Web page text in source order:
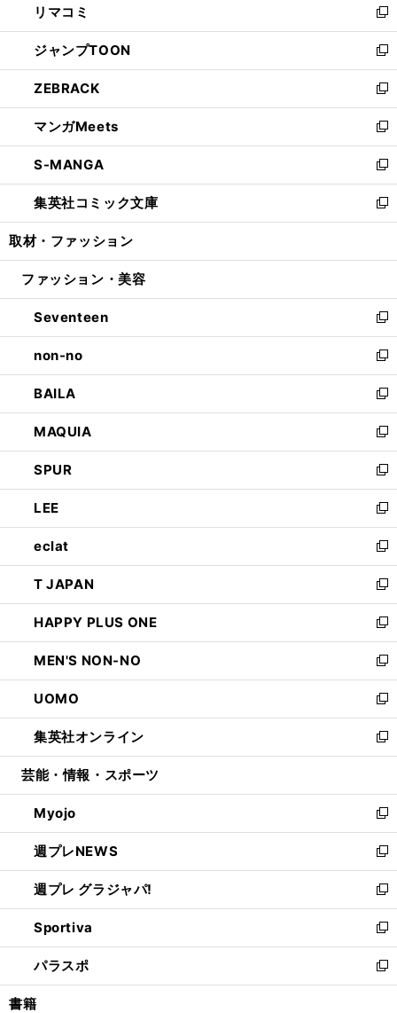
で
開
く
ド
ウ
で
開
く
ィ
ン
ド
ウ
で
開
く
い
ウ
ィ
ン
ド
ウ
で
開
く
リマコミ
新
し
い
ウ
ィ
ン
ド
ウ
で
開
く
ジャンプTOON
新
し
い
ウ
ィ
ン
ド
ウ
で
開
ZEBRACK
新
し
い
ウ
ィ
ン
ド
ウ
開
マンガMeets
新
し
い
ウ
ィ
ン
ウ
開
く
S-MANGA
新
し
い
ウ
ン
ウ
で
開
く
集英社コミック文庫
新
し
ウ
ン
ド
ウ
で
開
く
取材・ファッション
ファッション・美容
Seventeen
新
し
い
ウ
ィ
ン
ド
ウ
で
開
く
non-no
新
し
い
ウ
ィ
ン
ド
ウ
で
開
く
BAILA
新
し
い
ウ
ィ
ン
ド
ウ
で
開
く
MAQUIA
新
し
い
ウ
ィ
ン
ド
ウ
で
開
く
SPUR
新
し
い
ウ
ィ
ン
ド
ウ
で
開
く
LEE
新
し
い
ウ
ィ
ン
ド
ウ
で
開
く
eclat
新
し
い
ウ
ィ
ン
ド
ウ
で
開
く
T JAPAN
新
し
い
ウ
ィ
ン
ド
ウ
で
開
HAPPY PLUS ONE
新
し
い
ウ
ィ
ン
ド
ウ
開
く
MEN'S NON-NO
新
し
い
ウ
ィ
ン
ウ
で
開
く
UOMO
新
し
い
ウ
ン
ド
ウ
で
開
く
集英社オンライン
新
し
ウ
ィ
ン
ド
ウ
で
開
く
芸能・情報・スポーツ
Myojo
新
し
い
ウ
ィ
ン
ド
ウ
で
開
週プレNEWS
新
し
い
ウ
ィ
ン
ド
ウ
週プレ グラジャパ!
新
し
い
ウ
ィ
ン
Sportiva
新
し
い
ウ
パラスポ
新
し
書籍